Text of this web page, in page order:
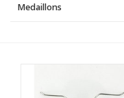
Medaillons